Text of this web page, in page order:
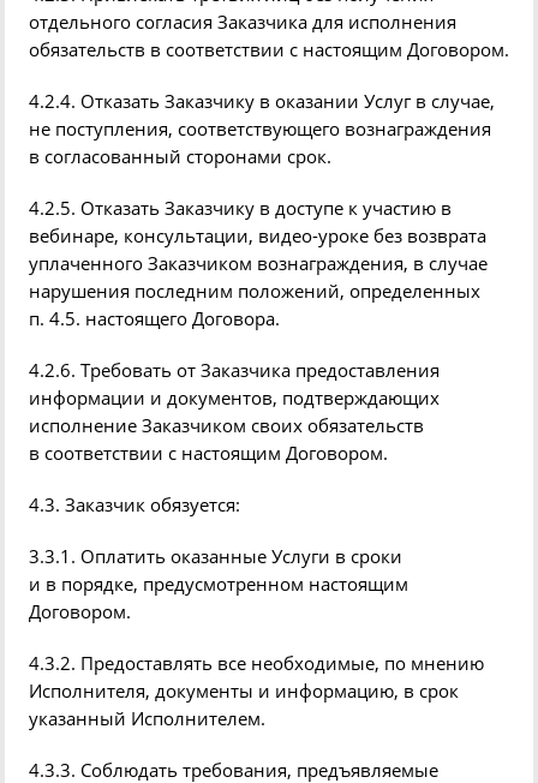
отдельного согласия Заказчика для исполнения
обязательств в соответствии с настоящим Договором.
4.2.4. Отказать Заказчику в оказании Услуг в случае,
не поступления, соответствующего вознаграждения
в согласованный сторонами срок.
4.2.5. Отказать Заказчику в доступе к участию в
вебинаре, консультации, видео-уроке без возврата
уплаченного Заказчиком вознаграждения, в случае
нарушения последним положений, определенных
п. 4.5. настоящего Договора.
4.2.6. Требовать от Заказчика предоставления
информации и документов, подтверждающих
исполнение Заказчиком своих обязательств
в соответствии с настоящим Договором.
4.3. Заказчик обязуется:
3.3.1. Оплатить оказанные Услуги в сроки
и в порядке, предусмотренном настоящим
Договором.
4.3.2. Предоставлять все необходимые, по мнению
Исполнителя, документы и информацию, в срок
указанный Исполнителем.
4.3.3. Соблюдать требования, предъявляемые